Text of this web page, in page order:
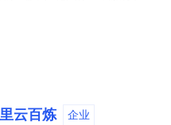
云百炼 企业